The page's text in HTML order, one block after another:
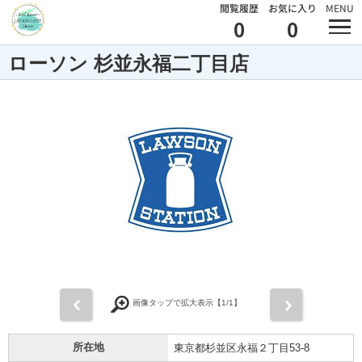
閲覧履歴
0
お気に入り
0
MENU
ローソン 杉並永福二丁目店
画像タップで拡大表示【1/1】
所在地 東京都杉並区永福２丁目53-8